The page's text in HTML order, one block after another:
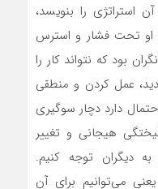
استراتژی را بنویسد،
او تحت فشار و استرس
بود که نتواند کار را
عمل کردن و منطقی
دارد دچار سوگیری
هیجانی و تغییر
دیگران توجه کنیم.
می‌توانیم برای آن